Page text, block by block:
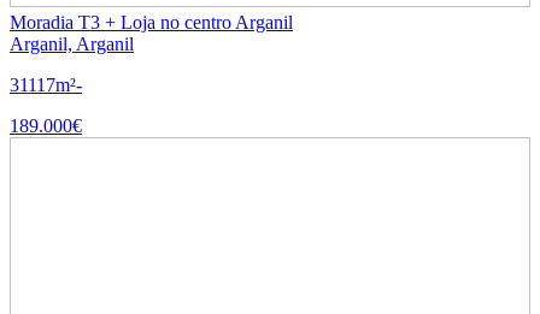
Moradia T3 + Loja no centro Arganil
Arganil, Arganil
31117m²-
189.000€